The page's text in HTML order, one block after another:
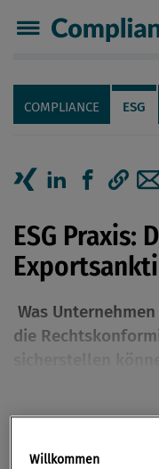
Servicenavigation
Navigation
COMPLIANCE ESG
Seiteninhalt
ESG Praxis:
Was
die
2/2026, S. 41
Willkommen